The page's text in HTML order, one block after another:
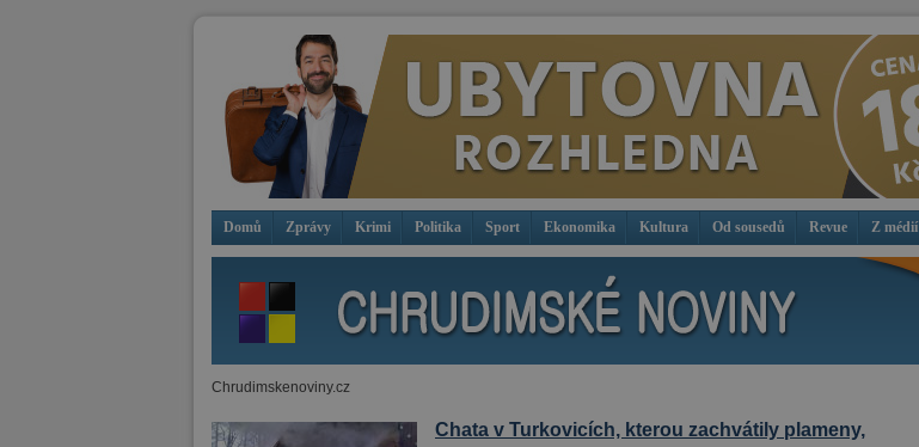
Domů Zprávy Krimi Politika Sport Ekonomika Kultura Od sousedů Revue Z médií
Chrudimskenoviny.cz
Chata v Turkovicích, kterou zachvátily plameny,